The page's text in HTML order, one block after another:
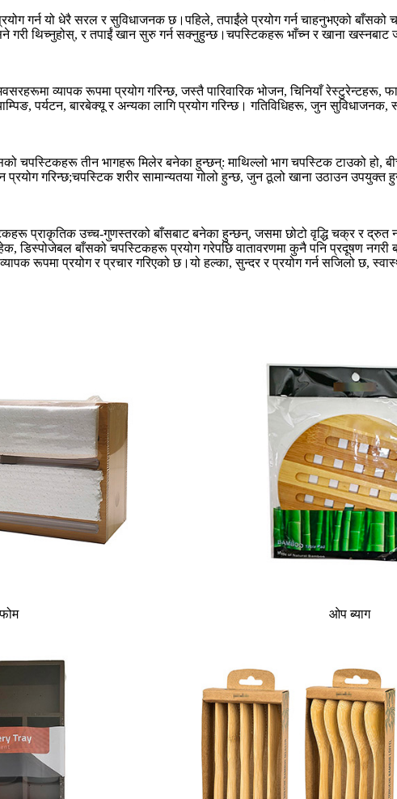
गर्न यो धेरै सरल र सुविधाजनक छ।पहिले, तपाईंले प्रयोग गर्न चाहनुभएको
थिच्नुहोस्, र तपाईं खान सुरु गर्न सक्नुहुन्छ।चपस्टिकहरू भाँच्न र खाना खस्नबाट
व्यापक रूपमा प्रयोग गरिन्छ, जस्तै पारिवारिक भोजन, चिनियाँ
पर्यटन, बारबेक्यू र अन्यका लागि प्रयोग गरिन्छ। गतिविधिहरू, जुन सुविधाजनक,
चपस्टिकहरू तीन भागहरू मिलेर बनेका हुन्छन्: माथिल्लो भाग चपस्टिक टाउको
गरिन्छ;चपस्टिक शरीर सामान्यतया गोलो हुन्छ, जुन ठूलो खाना उठाउन उपयुक्त
प्राकृतिक उच्च-गुणस्तरको बाँसबाट बनेका हुन्छन्, जसमा छोटो वृद्धि चक्र र
डिस्पोजेबल बाँसको चपस्टिकहरू प्रयोग गरेपछि वातावरणमा कुनै पनि प्रदूषण
रूपमा प्रयोग र प्रचार गरिएको छ।यो हल्का, सुन्दर र प्रयोग गर्न सजिलो छ,
ओप ब्याग